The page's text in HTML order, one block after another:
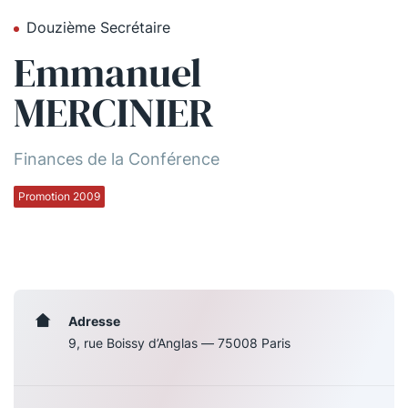
Douzième Secrétaire
Emmanuel
MERCINIER
Finances de la Conférence
Promotion 2009
Adresse
9, rue Boissy d’Anglas — 75008 Paris
Qui sommes-nous ?
La Conférence
La Conférence de Renfort
Les conférences
La Petite Conférence